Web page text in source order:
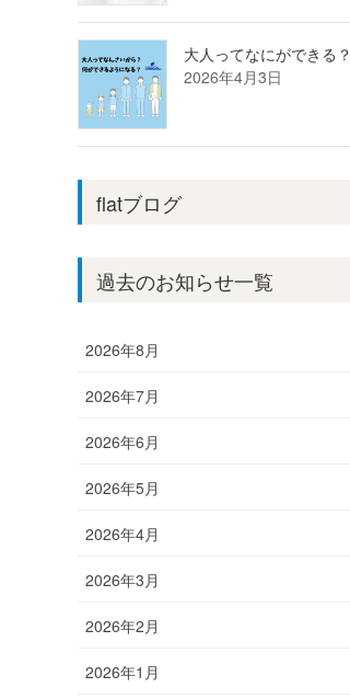
大人ってなにができる？
2026年4月3日
flatブログ
過去のお知らせ一覧
2026年8月
2026年7月
2026年6月
2026年5月
2026年4月
2026年3月
2026年2月
2026年1月